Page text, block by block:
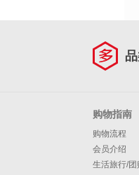
购物指南
购物流程
会员介绍
生活旅行/团